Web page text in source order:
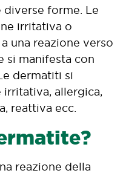
diverse forme. Le
irritativa o
una reazione verso
si manifesta con
dermatiti si
allergica,
reattiva ecc.
reazione della